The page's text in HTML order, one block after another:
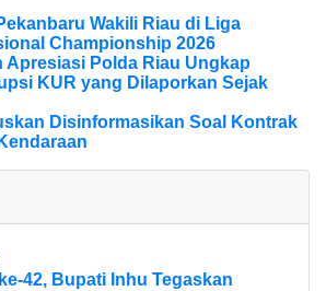
Wakili Riau di Liga
Championship 2026
Apresiasi Polda Riau Ungkap
KUR yang Dilaporkan Sejak
Disinformasikan Soal Kontrak
42, Bupati Inhu Tegaskan